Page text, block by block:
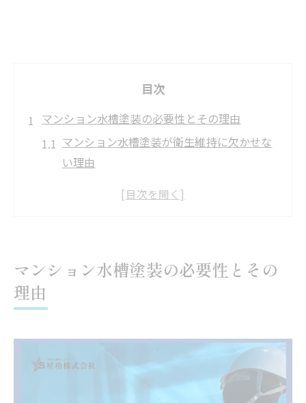
目次
マンション水槽塗装の必要性とその理由
マンション水槽塗装が衛生維持に欠かせな
い理由
貯水槽塗装でマンションの水質を守る重要
マンション管理で塗装の必要性を再確認し
方法
劣化を防ぐマンション貯水槽塗装のコツ
マンション貯水槽塗装で劣化を防ぐ実践ポ
マンション水槽塗装の必要性とその
理由